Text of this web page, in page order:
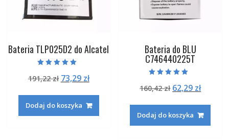
Bateria TLP025D2 do Alcatel
5.00
na 5
191,22zł Pierwotna
wynosiła:
191,22 zł.
73,29 złAktualna
73,29 zł.
Dodaj do koszyka
Bateria do BLU
C746440225T
5.00
na 5
160,42zł Pierwotna
wynosiła:
160,42 zł.
62,29 zł
62,29
Dodaj do koszyka